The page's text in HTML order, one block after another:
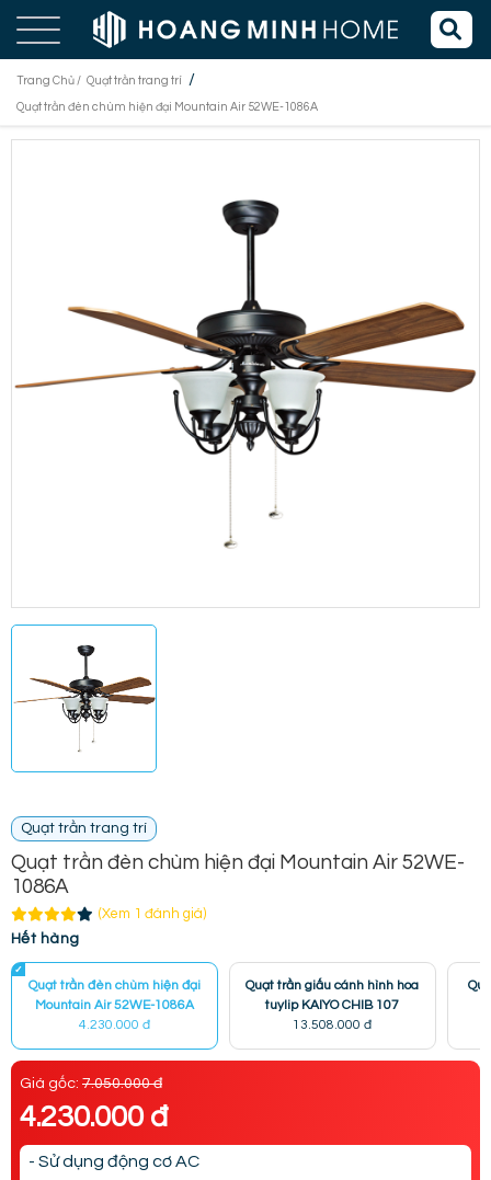
Trang Chủ / Quạt trần trang trí /
Quạt trần đèn chùm hiện đại Mountain Air 52WE-1086A
Quạt trần trang trí
Quạt trần đèn chùm hiện đại Mountain Air 52WE-
1086A
(Xem 1 đánh giá)
Hết hàng
Quạt trần đèn chùm hiện đại
Mountain Air 52WE-1086A
4.230.000 đ
Quạt trần giấu cánh hình hoa
tuylip KAIYO CHIB 107
13.508.000 đ
Giá gốc: 7.050.000 đ
4.230.000 đ
- Sử dụng động cơ AC